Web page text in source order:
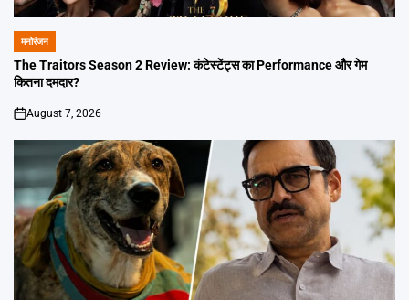
POSTED
IN
मनोरंजन
The Traitors Season 2 Review: कंटेस्टेंट्स का Performance और गेम
कितना दमदार?
on
August 7, 2026